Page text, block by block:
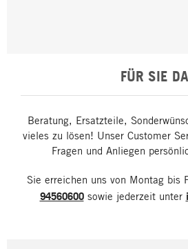
FÜR SIE DA
Beratung, Ersatzteile,
vieles zu lösen! Unser Customer
Fragen und Anliegen
Sie erreichen uns von Montag bis
94560600sowie jederzeit unter